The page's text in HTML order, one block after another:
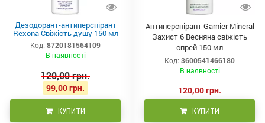
Дезодорант-антиперспірант
Rexona Свіжість душу 150 мл
Код: 8720181564109
В наявності
120,00 грн.
99,00 грн.
КУПИТИ
Антиперспірант Garnier Mineral
Захист 6 Весняна свіжість
спрей 150 мл
Код: 3600541466180
В наявності
120,00 грн.
КУПИТИ